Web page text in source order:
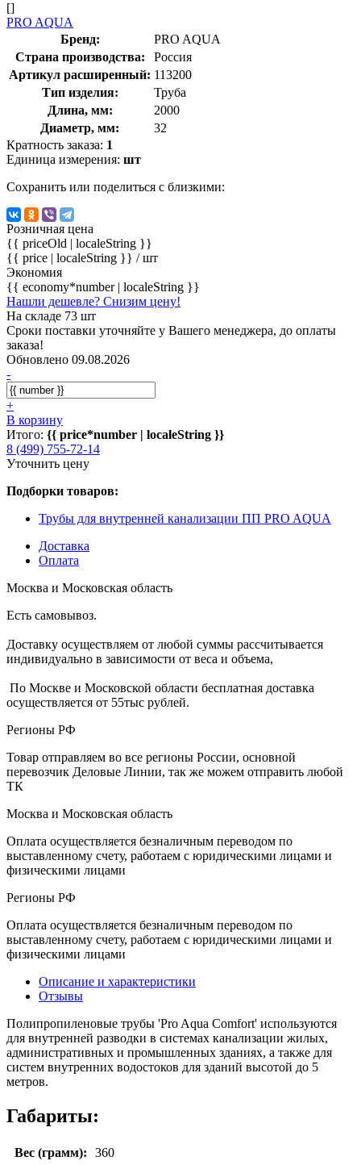
[]
PRO AQUA
Бренд:
PRO AQUA
Страна производства:
Россия
Артикул расширенный: 113200
Тип изделия:
Труба
Длина, мм:
2000
Диаметр, мм:
32
Кратность заказа: 1
Единица измерения: шт
Сохранить или поделиться с близкими:
Розничная цена
{{ priceOld | localeString }}
{{ price | localeString }} / шт
Экономия
{{ economy*number | localeString }}
Нашли дешевле? Снизим цену!
На складе 73 шт
Сроки поставки уточняйте у Вашего менеджера, до оплаты
заказа!
Обновлено 09.08.2026
-
+
В корзину
Итого: {{ price*number | localeString }}
8 (499) 755-72-14
Уточнить цену
Подборки товаров:
Трубы для внутренней канализации ПП PRO AQUA
Доставка
Оплата
Москва и Московская область
Есть самовывоз.
Доставку осуществляем от любой суммы рассчитывается
индивидуально в зависимости от веса и объема,
По Москве и Московской области бесплатная доставка
осуществляется от 55тыс рублей.
Регионы РФ
Товар отправляем во все регионы России, основной
перевозчик Деловые Линии, так же можем отправить любой
ТК
Москва и Московская область
Оплата осуществляется безналичным переводом по
выставленному счету, работаем с юридическими лицами и
физическими лицами
Регионы РФ
Оплата осуществляется безналичным переводом по
выставленному счету, работаем с юридическими лицами и
физическими лицами
Описание и характеристики
Отзывы
Полипропиленовые трубы 'Pro Aqua Comfort' используются
для внутренней разводки в системах канализации жилых,
административных и промышленных зданиях, а также для
систем внутренних водостоков для зданий высотой до 5
метров.
Габариты:
Вес (грамм):
360